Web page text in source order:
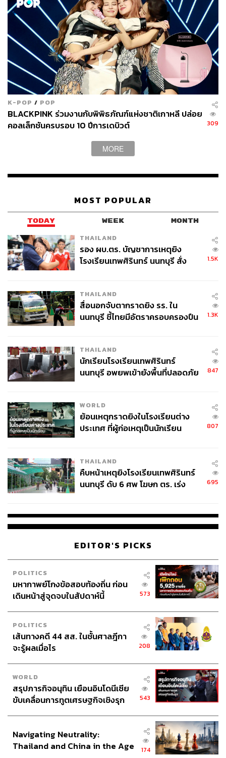
เจรจา
หลายฝ่ายเฝ้าจับตามองว่า ผลลัพธ์ที่จะเกิดขึ้นหลังจากการ
พบปะและหารือกันระหว่างสีจิ้นผิงและคิมจองอึนจะเป็น
อย่างไร และสร้างแรงกระเพื่อมให้กับการเมืองระหว่าง
ประเทศได้มากน้อยแค่ไหน
แฟ้มภาพ:
Florence Lo / File Photo / Reuters
อ้างอิง:
https://apnews.com/article/china-xi-north-korea-kim-4
def48720a7cb66f820d3efc256a941c
ng-north-korea-visit-kim-jong-un-b2990158.html
Vladimir Putin USA
Russia
Xi Jinping South Korea คิมจองอึน
101
ณรงค์กร มโนจันทร์เพ็ญ
Content Creator กองบรรณาธิการข่าว THE
STANDARD
K-POP / POP
BLACKPINK ร่วมงานกับพิพิธภัณฑ์แห่งชาติเกาหลี ปล่อย
คอลเล็กชันครบรอบ 10 ปีการเดบิวต์
309
MORE
MOST POPULAR
TODAY WEEK MONTH
THAILAND
รอง ผบ.ตร. บัญชาการเหตุยิง
โรงเรียนเทพศิรินทร์ นนทบุรี สั่ง
1.5K
THAILAND
สื่อนอกจับตากราดยิง รร. ใน
นนทบุรี ชี้ไทยมีอัตราครอบครองปืน
1.3K
THAILAND
นักเรียนโรงเรียนเทพศิรินทร์
นนทบุรี อพยพเข้ายังพื้นที่ปลอดภัย
847
WORLD
ย้อนเหตุกราดยิงในโรงเรียนต่าง
ประเทศ ที่ผู้ก่อเหตุเป็นนักเรียน
807
THAILAND
คืบหน้าเหตุยิงโรงเรียนเทพศิรินทร์
นนทบุรี ดับ 6 ศพ โฆษก ตร. เร่ง
695
EDITOR'S PICKS
POLITICS
มหากาพย์โกงข้อสอบท้องถิ่น ก่อน
เดินหน้าสู่จุดจบในสัปดาห์นี้
573
POLITICS
เส้นทางคดี 44 สส. ในชั้นศาลฎีกา
จะรู้ผลเมื่อไร
208
WORLD
สรุปภารกิจอนุทิน เยือนอินโดนีเซีย
ขับเคลื่อนการทูตเศรษฐกิจเชิงรุก
543
Navigating Neutrality:
Thailand and China in the Age
174